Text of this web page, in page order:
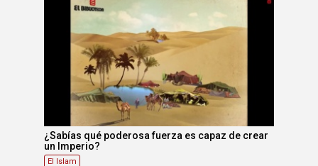
¿Sabías qué poderosa fuerza es capaz de crear
un Imperio?
El Islam